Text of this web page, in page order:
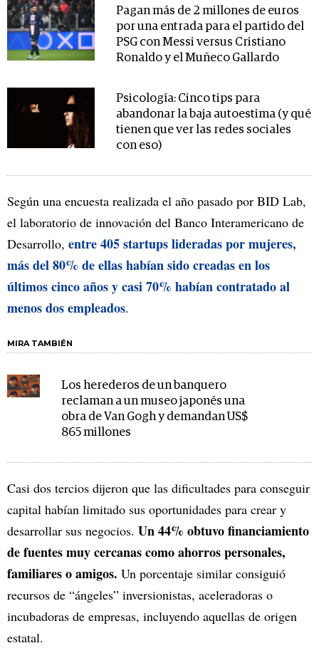
Pagan más de 2 millones de euros
por una entrada para el partido del
PSG con Messi versus Cristiano
Ronaldo y el Muñeco Gallardo
Psicología: Cinco tips para
abandonar la baja autoestima (y qué
tienen que ver las redes sociales
con eso)
Según una encuesta realizada el año pasado por BID Lab,
el laboratorio de innovación del Banco Interamericano de
Desarrollo, entre 405 startups lideradas por mujeres,
más del 80% de ellas habían sido creadas en los
últimos cinco años y casi 70% habían contratado al
menos dos empleados.
MIRA TAMBIÉN
Los herederos de un banquero
reclaman a un museo japonés una
obra de Van Gogh y demandan US$
865 millones
Casi dos tercios dijeron que las dificultades para conseguir
capital habían limitado sus oportunidades para crear y
desarrollar sus negocios. Un 44% obtuvo financiamiento
de fuentes muy cercanas como ahorros personales,
familiares o amigos. Un porcentaje similar consiguió
recursos de “ángeles” inversionistas, aceleradoras o
incubadoras de empresas, incluyendo aquellas de origen
estatal.